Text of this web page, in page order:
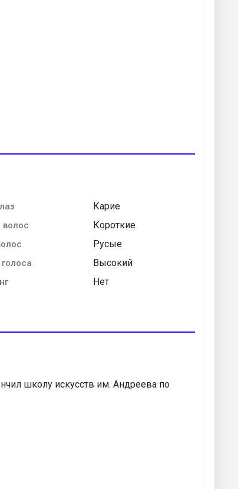
Карие
Короткие
Русые
Высокий
Нет
школу искусств им. Андреева по